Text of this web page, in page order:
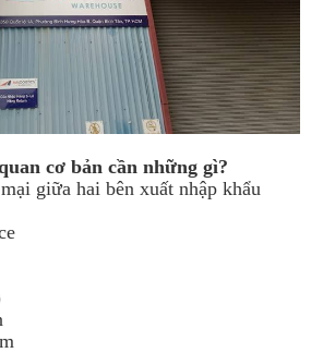
cơ bản cần những gì?
giữa hai bên xuất nhập khẩu